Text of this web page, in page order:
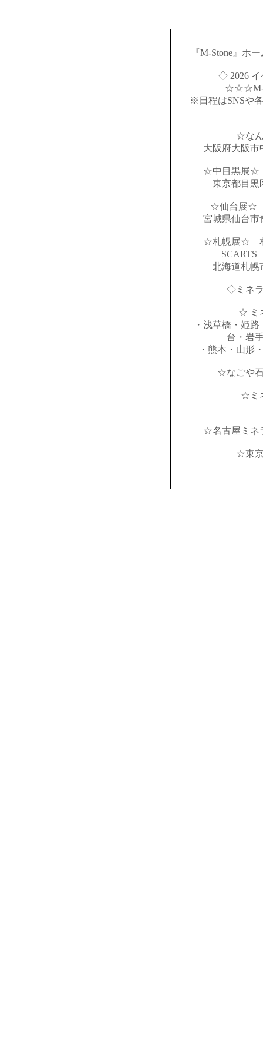
『M-Stone』ホ
◇ 2026
☆☆☆M-
※日程はSNSや
☆な
大阪府大阪市
☆中目黒展☆
東京都目黒
☆仙台展☆
宮城県仙台市
☆札幌展☆ 札
SCARTS
北海道札幌
◇ミネ
☆ ミ
・浅草橋・姫
台・岩
・熊本・山形
☆なごや
☆ミ
☆名古屋ミ
☆東